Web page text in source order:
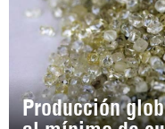
Producción